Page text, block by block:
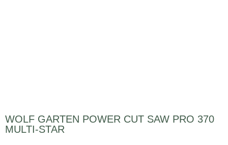
WOLF GARTEN POWER CUT SAW PRO 370
MULTI-STAR